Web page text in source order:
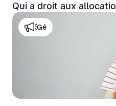
Qui a droit aux
Gé